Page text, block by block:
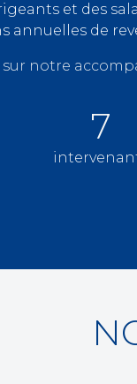
et des
annuelles de
notre
7